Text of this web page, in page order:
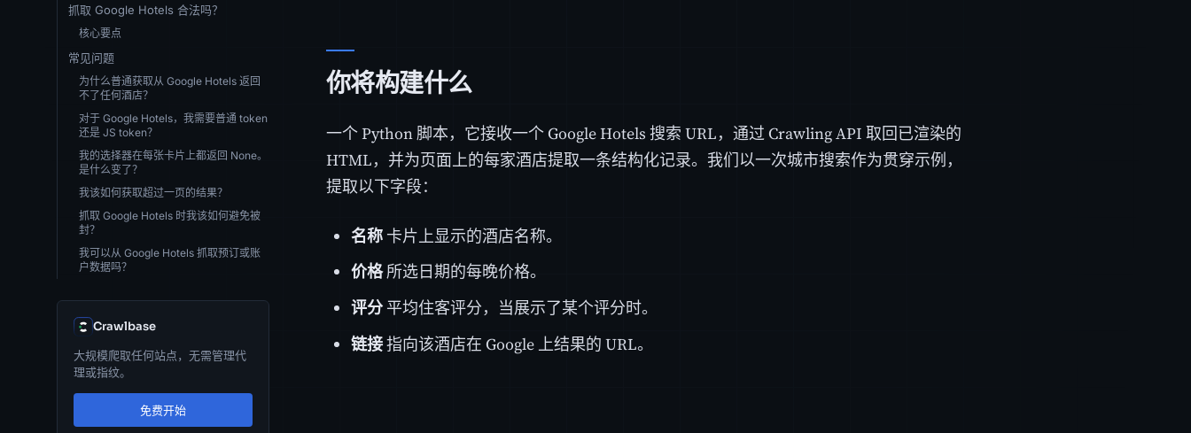
抓取 Google Hotels 合法吗？
核心要点
常见问题
为什么普通获取从 Google Hotels 返回
不了任何酒店？
对于 Google Hotels，我需要普通 token
还是 JS token？
我的选择器在每张卡片上都返回 None。
是什么变了？
我该如何获取超过一页的结果？
抓取 Google Hotels 时我该如何避免被
封？
我可以从 Google Hotels 抓取预订或账
户数据吗？
Crawlbase
大规模爬取任何站点，无需管理代
理或指纹。
免费开始
你将构建什么
一个 Python 脚本，它接收一个 Google Hotels 搜索 URL，通过 Crawling API 取回已渲染的
HTML，并为页面上的每家酒店提取一条结构化记录。我们以一次城市搜索作为贯穿示例，
提取以下字段：
名称 卡片上显示的酒店名称。
价格所选日期的每晚价格。
评分 平均住客评分，当展示了某个评分时。
链接指向该酒店在 Google 上结果的 URL。